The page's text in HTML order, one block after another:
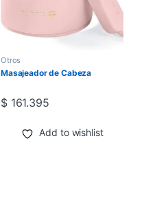
Otros
Masajeador de Cabeza
$161.395
Add to wishlist